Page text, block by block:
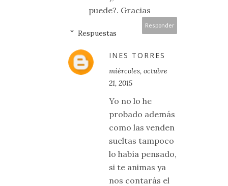
puede?. Gracias
Responder
Respuestas
INES TORRES
miércoles, octubre
21, 2015
Yo no lo he
probado además
como las venden
sueltas tampoco
lo había pensado,
si te animas ya
nos contarás el